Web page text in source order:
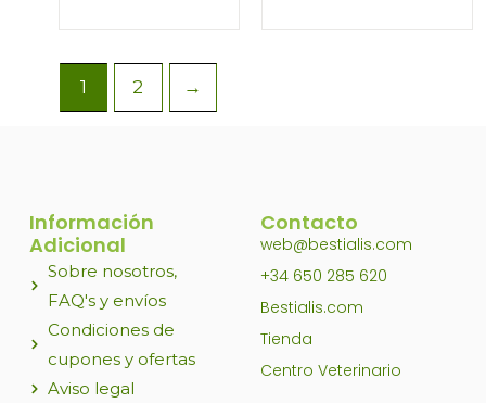
en
la
en
1 2 →
Información
Adicional
Sobre nosotros,
FAQ's y envíos
Condiciones de
cupones y ofertas
Aviso legal
Contacto
web@bestialis.com
+34 650 285 620
Bestialis.com
Tienda
Centro Veterinario